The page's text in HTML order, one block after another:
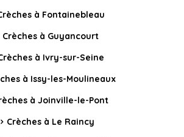
à Fontainebleau
Crèches à Guyancourt
à Ivry-sur-Seine
à Issy-les-Moulineaux
à Joinville-le-Pont
Crèches à Le Raincy